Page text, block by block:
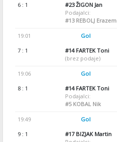
6 : 1
#23ŽIGON Jan
Podajalci:
#13REBOLJ Erazem
19:01 Gol
7 : 1
#14FARTEK Toni
(brez podaje)
19:06 Gol
8 : 1
#14FARTEK Toni
Podajalci:
#5KOBAL Nik
19:49 Gol
9 : 1
#17BIZJAK Martin